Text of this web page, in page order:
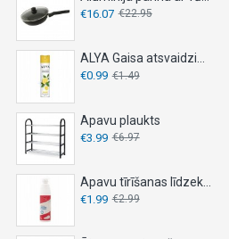
€16.07 €22.95
ALYA Gaisa atsvaidzinātājs 300ml - LEMON
€0.99 €1.49
Apavu plaukts
€3.99 €6.97
Apavu tīrīšanas līdzeklis 150ml
€1.99 €2.99